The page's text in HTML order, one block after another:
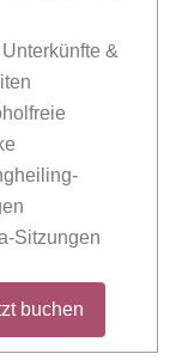
&
Sitzungen
buchen